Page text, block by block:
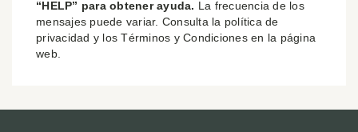
“HELP” para obtener ayuda. La frecuencia de los
mensajes puede variar. Consulta la política de
privacidad y los Términos y Condiciones en la página
web.